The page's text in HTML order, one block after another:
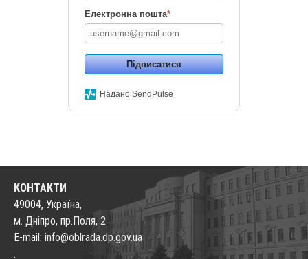
Електронна пошта*
Підписатися
Надано SendPulse
КОНТАКТИ
49004, Україна,
м. Дніпро, пр.Поля, 2
E-mail: info@oblrada.dp.gov.ua
.